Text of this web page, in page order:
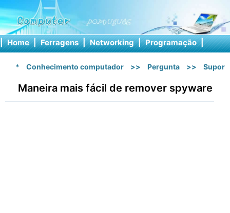
| Home | Ferragens | Networking | Programação |
* Conhecimento computador >> Pergunta >>
Maneira mais fácil de remover spyware